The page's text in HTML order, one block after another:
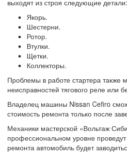
выходят из строя следующие детали:
Якорь.
Шестерни.
Ротор.
Втулки.
Щетки.
Коллекторы.
Проблемы в работе стартера также
неисправностей тягового реле или
Владелец машины Nissan Cefiro
стоимость ремонта только после
Механики мастерской «Вольтаж
профессиональном уровне
ремонта автомобиль будет